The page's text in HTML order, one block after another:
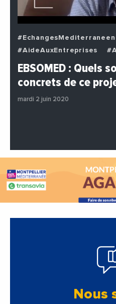
#AideAuxEntreprises
#BuzzNews
#Decideurs
#Entreprises
EBSOMED : Quels
concrets de ce
mardi 2 juin 2020
Nous